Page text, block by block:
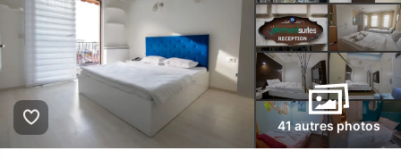
41 autres photos